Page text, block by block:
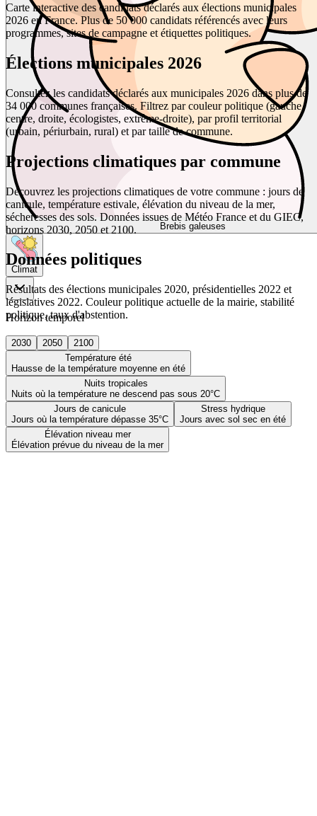
Brebis galeuses
Climat
Horizon temporel
2030 2050
2100
Température été
Hausse de la température moyenne en été
Nuits tropicales
Nuits où la température ne descend pas sous 20°C
Jours de canicule
Jours où la température dépasse 35°C
Stress hydrique
Jours avec sol sec en été
Élévation niveau mer
Élévation prévue du niveau de la mer
Carte interactive des candidats déclarés aux élections municipales
2026 en France. Plus de 50 000 candidats référencés avec leurs
programmes, sites de campagne et étiquettes politiques.
Élections municipales 2026
Consultez les candidats déclarés aux municipales 2026 dans plus de
34 000 communes françaises. Filtrez par couleur politique (gauche,
centre, droite, écologistes, extrême-droite), par profil territorial
(urbain, périurbain, rural) et par taille de commune.
Projections climatiques par commune
Découvrez les projections climatiques de votre commune : jours de
canicule, température estivale, élévation du niveau de la mer,
sécheresses des sols. Données issues de Météo France et du GIEC,
horizons 2030, 2050 et 2100.
Données politiques
Résultats des élections municipales 2020, présidentielles 2022 et
législatives 2022. Couleur politique actuelle de la mairie, stabilité
politique, taux d'abstention.